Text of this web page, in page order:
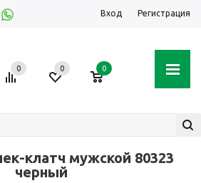
Вход Регистрация
0 0 0
клатч мужской 80323
черный